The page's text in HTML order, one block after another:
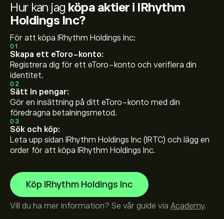
Hur kan jag köpa aktier i IRhythm
Holdings Inc?
För att köpa IRhythm Holdings Inc:
01
Skapa ett eToro-konto:
Registrera dig för ett eToro-konto och verifiera din
identitet.
02
Sätt in pengar:
Gör en insättning på ditt eToro-konto med din
föredragna betalningsmetod.
03
Sök och köp:
Leta upp sidan IRhythm Holdings Inc (IRTC) och lägg en
order för att köpa IRhythm Holdings Inc.
Köp IRhythm Holdings Inc
Vill du ha mer information? Se vår guide via Academy.